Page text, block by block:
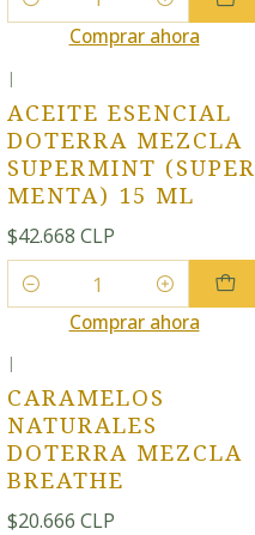
Cantidad
Comprar ahora
|
ACEITE ESENCIAL
DOTERRA MEZCLA
SUPERMINT (SUPER
MENTA) 15 ML
$42.668 CLP
Cantidad
Comprar ahora
|
CARAMELOS
NATURALES
DOTERRA MEZCLA
BREATHE
$20.666 CLP